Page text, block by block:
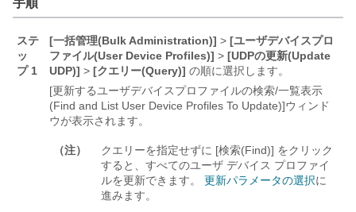
手順
ステ
ッ
プ 1
[一括管理(Bulk Administration)] > [ユーザデバイスプロ
ファイル(User Device Profiles)] > [UDPの更新(Update
UDP)] > [クエリー(Query)] の順に選択します。
[更新するユーザデバイスプロファイルの検索/一覧表示
(Find and List User Device Profiles To Update)]ウィンド
ウが表示されます。
（注）
クエリーを指定せずに [検索(Find)] をクリック
すると、すべてのユーザ デバイス プロファイ
ルを更新できます。 更新パラメータの選択に
進みます。